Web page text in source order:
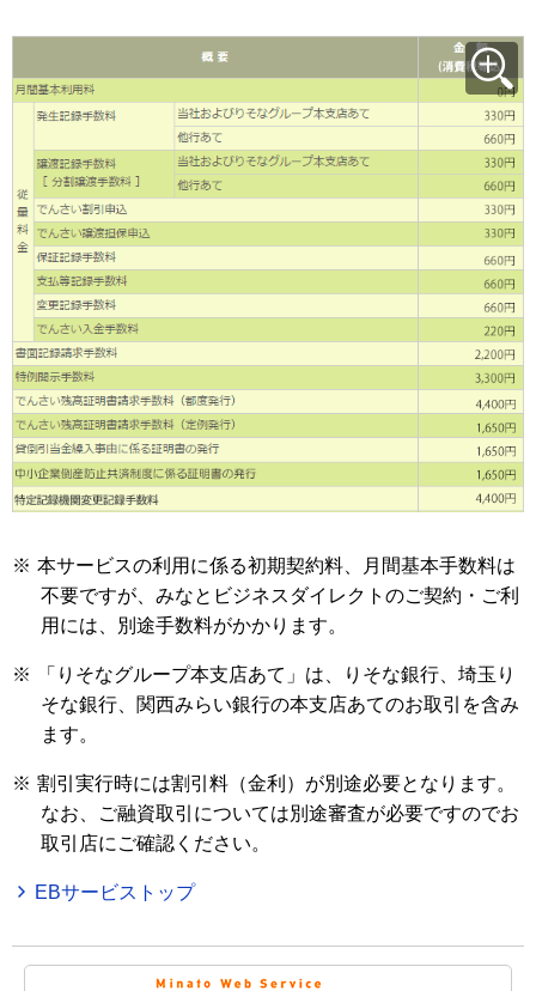
※ 本サービスの利用に係る初期契約料、月間基本手数料は
不要ですが、みなとビジネスダイレクトのご契約・ご利
用には、別途手数料がかかります。
※
「りそなグループ本支店あて」は、りそな銀行、埼玉り
そな銀行、関西みらい銀行の本支店あてのお取引を含み
ます。
※ 割引実行時には割引料（金利）が別途必要となります。
なお、ご融資取引については別途審査が必要ですのでお
取引店にご確認ください。
EBサービストップ